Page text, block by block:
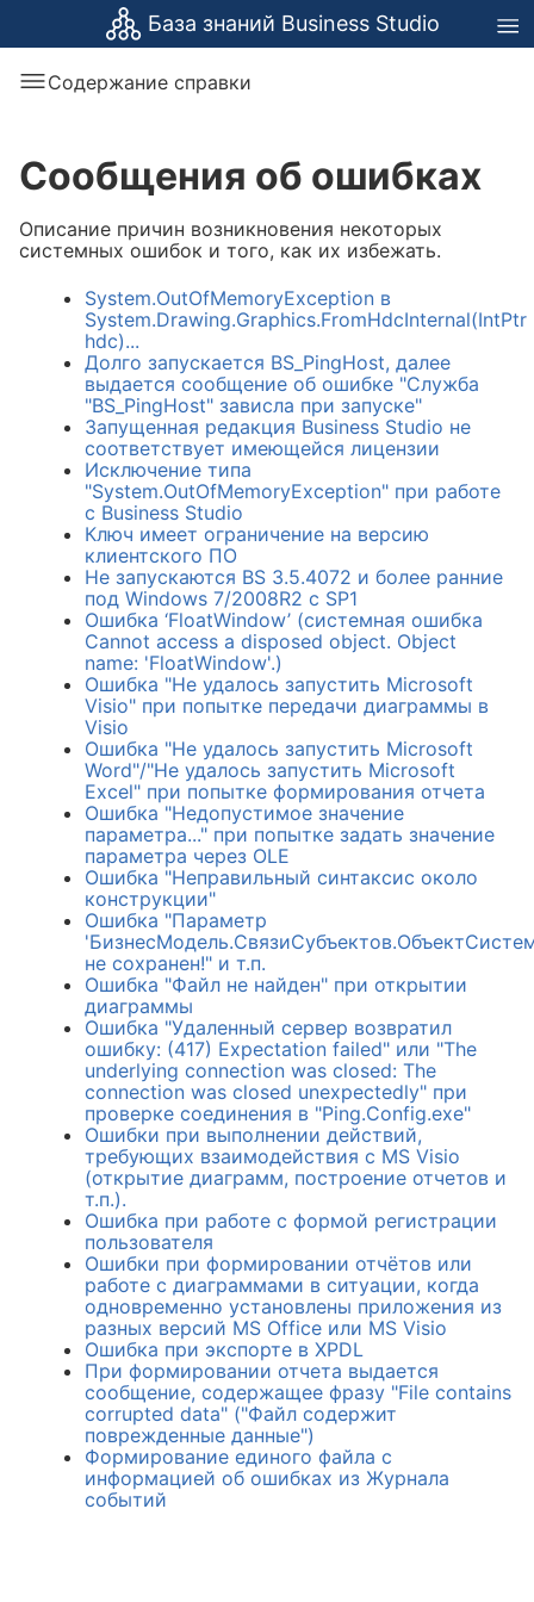
своевременно" при запуске
Параметр задан
Инициализатор типа
выдал исключение. в
База знаний Business Studio
Содержание справки
Сообщения об ошибках
Описание причин возникновения некоторых
системных ошибок и того, как их избежать.
System.OutOfMemoryException в
System.Drawing.Graphics.FromHdcInternal(IntPtr
hdc)...
Долго запускается BS_PingHost, далее
выдается сообщение об ошибке "Служба
"BS_PingHost" зависла при запуске"
Запущенная редакция Business Studio не
соответствует имеющейся лицензии
Исключение типа
"System.OutOfMemoryException" при работе
с Business Studio
Ключ имеет ограничение на версию
клиентского ПО
Не запускаются BS 3.5.4072 и более ранние
под Windows 7/2008R2 с SP1
Ошибка ‘FloatWindow’ (системная ошибка
Cannot access a disposed object. Object
name: 'FloatWindow'.)
Ошибка "Не удалось запустить Microsoft
Visio" при попытке передачи диаграммы в
Visio
Ошибка "Не удалось запустить Microsoft
Word"/"Не удалось запустить Microsoft
Excel" при попытке формирования отчета
Ошибка "Недопустимое значение
параметра..." при попытке задать значение
параметра через OLE
Ошибка "Неправильный синтаксис около
конструкции"
Ошибка "Параметр
не сохранен!" и т.п.
Ошибка "Файл не найден" при открытии
диаграммы
Ошибка "Удаленный сервер возвратил
ошибку: (417) Expectation failed" или "The
underlying connection was closed: The
connection was closed unexpectedly" при
проверке соединения в "Ping.Config.exe"
Ошибки при выполнении действий,
требующих взаимодействия с MS Visio
(открытие диаграмм, построение отчетов и
т.п.).
Ошибка при работе с формой регистрации
пользователя
Ошибки при формировании отчётов или
работе с диаграммами в ситуации, когда
одновременно установлены приложения из
разных версий MS Office или MS Visio
Ошибка при экспорте в XPDL
При формировании отчета выдается
сообщение, содержащее фразу "File contains
corrupted data" ("Файл содержит
поврежденные данные")
Формирование единого файла с
информацией об ошибках из Журнала
событий